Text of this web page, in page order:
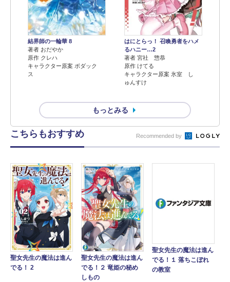
結界師の一輪華 8
著者 おだやか
原作 クレハ
キャラクター原案 ボダック
ス
はにとらっ！ 召喚勇者をハメ
るハニー…2
著者 宮社 惣恭
原作 けてる
キャラクター原案 氷室 し
ゅんすけ
もっとみる
こちらもおすすめ Recommended by
聖女先生の魔法は進ん
でる！ 2
聖女先生の魔法は進ん
でる！２ 竜姫の秘め
しもの
聖女先生の魔法は進ん
でる！１ 落ちこぼれ
の教室